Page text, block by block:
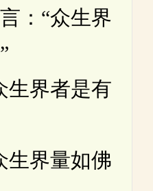
“众生界
界者是有
界量如佛